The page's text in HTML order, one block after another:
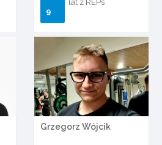
9
lat z REPs
Grzegorz Wójcik